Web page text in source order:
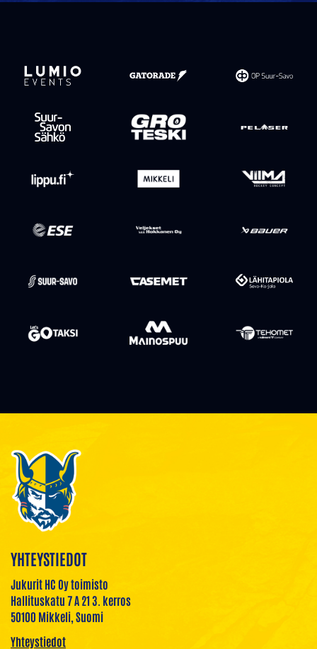
YHTEYSTIEDOT
Jukurit HC Oy toimisto
Hallituskatu 7 A 21 3. kerros
50100 Mikkeli, Suomi
Yhteystiedot